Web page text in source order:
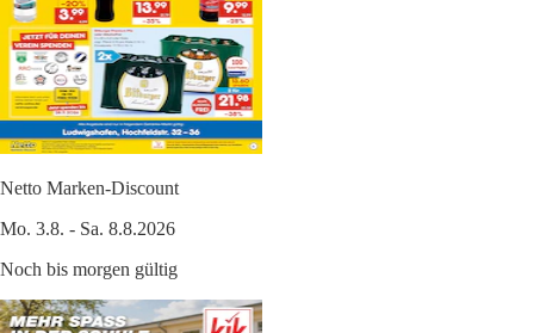
Netto Marken-Discount
Mo. 3.8. - Sa. 8.8.2026
Noch bis morgen gültig